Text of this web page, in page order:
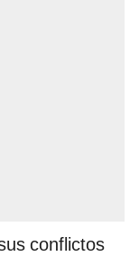
conflictos